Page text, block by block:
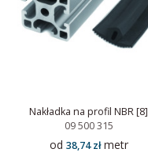
Nakładka na profil NBR [8]
09 500 315
od 38,74 złmetr